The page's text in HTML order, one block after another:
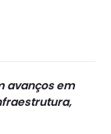
avanços em